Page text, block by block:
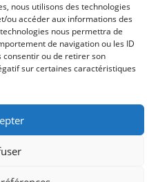
nous utilisons des technologies
ou accéder aux informations des
nous permettra de
de navigation ou les ID
consentir ou de retirer son
sur certaines caractéristiques